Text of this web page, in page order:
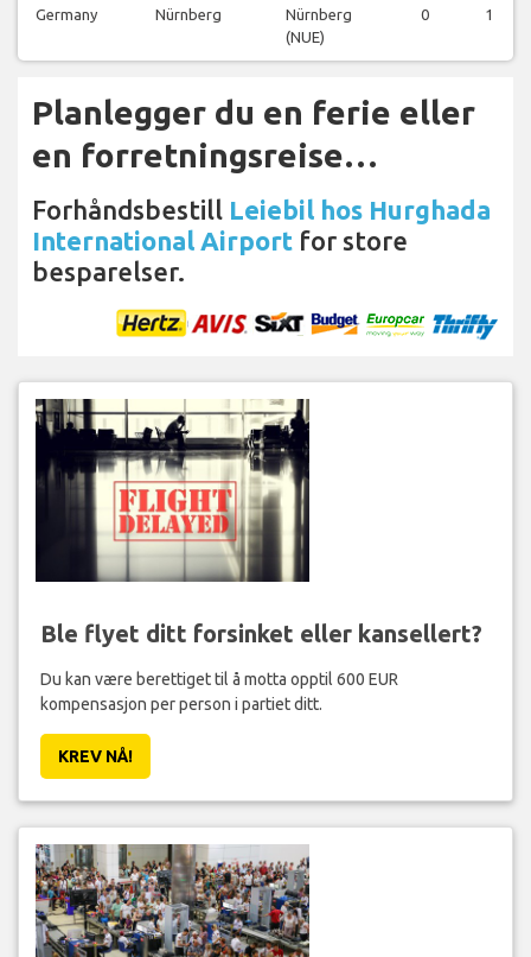
Germany Nürnberg
Nürnberg
(NUE)
0 1
Planlegger du en ferie eller
en forretningsreise…
Forhåndsbestill Leiebil hos Hurghada
International Airport for store
besparelser.
Ble flyet ditt forsinket eller kansellert?
Du kan være berettiget til å motta opptil 600 EUR
kompensasjon per person i partiet ditt.
KREV NÅ!